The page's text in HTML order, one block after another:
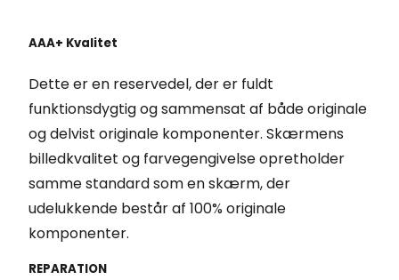
AAA+ Kvalitet
Dette er en reservedel, der er fuldt
funktionsdygtig og sammensat af både originale
og delvist originale komponenter. Skærmens
billedkvalitet og farvegengivelse opretholder
samme standard som en skærm, der
udelukkende består af 100% originale
komponenter.
REPARATION